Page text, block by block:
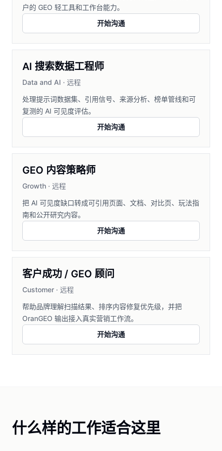
户的 GEO 轻工具和工作台能力。
开始沟通
AI 搜索数据工程师
Data and AI · 远程
处理提示词数据集、引用信号、来源分析、榜单管线和可
复测的 AI 可见度评估。
开始沟通
GEO 内容策略师
Growth · 远程
把 AI 可见度缺口转成可引用页面、文档、对比页、玩法指
南和公开研究内容。
开始沟通
客户成功 / GEO 顾问
Customer · 远程
帮助品牌理解扫描结果、排序内容修复优先级，并把
OranGEO 输出接入真实营销工作流。
开始沟通
什么样的工作适合这里